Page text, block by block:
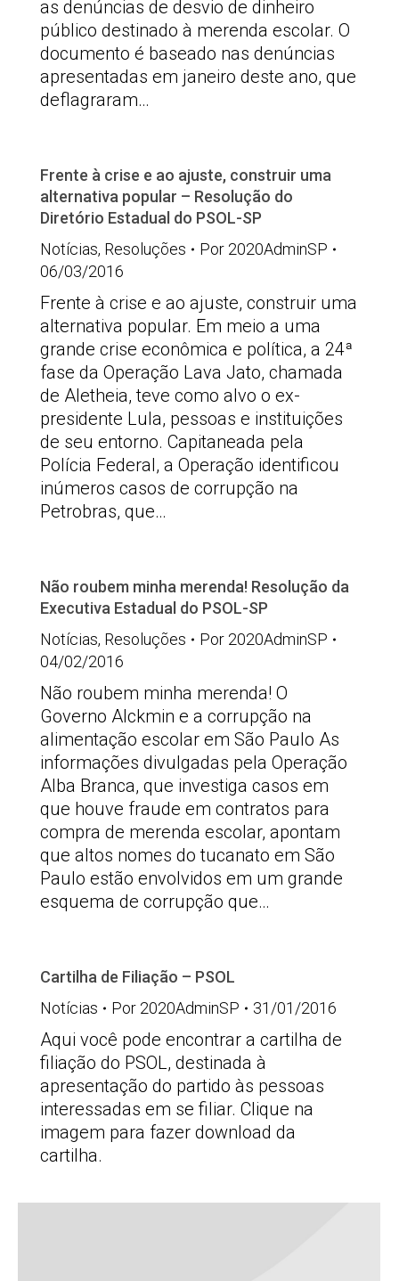
as denúncias de desvio de dinheiro
público destinado à merenda escolar. O
documento é baseado nas denúncias
apresentadas em janeiro deste ano, que
deflagraram…
Frente à crise e ao ajuste, construir uma
alternativa popular – Resolução do
Diretório Estadual do PSOL-SP
Notícias, Resoluções Por 2020AdminSP
06/03/2016
Frente à crise e ao ajuste, construir uma
alternativa popular. Em meio a uma
grande crise econômica e política, a 24ª
fase da Operação Lava Jato, chamada
de Aletheia, teve como alvo o ex-
presidente Lula, pessoas e instituições
de seu entorno. Capitaneada pela
Polícia Federal, a Operação identificou
inúmeros casos de corrupção na
Petrobras, que…
Não roubem minha merenda! Resolução da
Executiva Estadual do PSOL-SP
Notícias, Resoluções Por 2020AdminSP
04/02/2016
Não roubem minha merenda! O
Governo Alckmin e a corrupção na
alimentação escolar em São Paulo As
informações divulgadas pela Operação
Alba Branca, que investiga casos em
que houve fraude em contratos para
compra de merenda escolar, apontam
que altos nomes do tucanato em São
Paulo estão envolvidos em um grande
esquema de corrupção que…
Cartilha de Filiação – PSOL
Notícias
Por 2020AdminSP 31/01/2016
Aqui você pode encontrar a cartilha de
filiação do PSOL, destinada à
apresentação do partido às pessoas
interessadas em se filiar. Clique na
imagem para fazer download da
cartilha.